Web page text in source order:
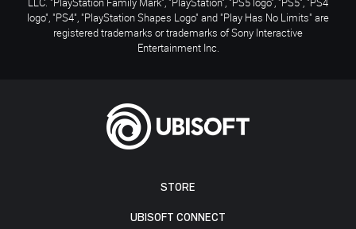
STORE
UBISOFT CONNECT
logo", "PS4", "PlayStation Shapes Logo" and "Play Has No Limits" are
registered trademarks or trademarks of Sony Interactive
Entertainment Inc.